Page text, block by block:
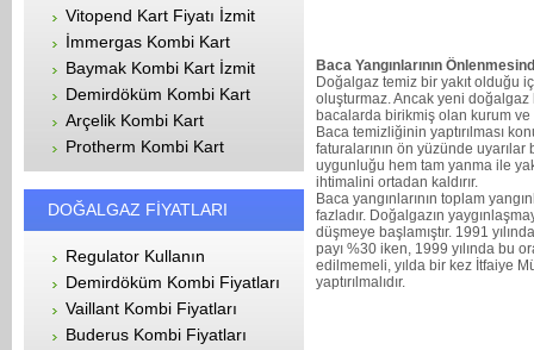
Vitopend Kart Fiyatı İzmit
İmmergas Kombi Kart
Baymak Kombi Kart İzmit
Demirdöküm Kombi Kart
Arçelik Kombi Kart
Protherm Kombi Kart
DOĞALGAZ FİYATLARI
Regulator Kullanın
Demirdöküm Kombi Fiyatları
Vaillant Kombi Fiyatları
Buderus Kombi Fiyatları
Baca Yangınlarının
Doğalgaz temiz bir yakıt olduğu
oluşturmaz. Ancak yeni doğalgaz
bacalarda birikmiş olan kurum ve
Baca temizliğinin yaptırılması
faturalarının ön yüzünde
uygunluğu hem tam yanma ile
ihtimalini ortadan kaldırır.
Baca yangınlarının toplam
fazladır. Doğalgazın
düşmeye başlamıştır. 1991
payı %30 iken, 1999 yılında bu
edilmemeli, yılda bir kez İtfaiye
yaptırılmalıdır.